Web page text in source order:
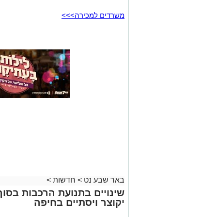
משרדים למכירה>>>
באר שבע נט > חדשות >
שינויים בתנועת הרכבות
יקוצר ויסתיים בחיפה